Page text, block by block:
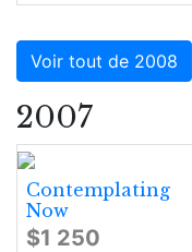
Voir tout de 2008
2007
Contemplating
Now
$1 250